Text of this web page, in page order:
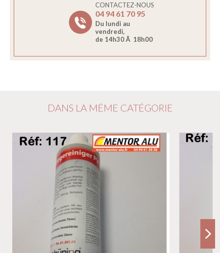
CONTACTEZ-NOUS
04 94 61 70 95
Du lundi au
vendredi,
de 14h30 Ã 18h00
DANS LA MÊME CATÉGORIE